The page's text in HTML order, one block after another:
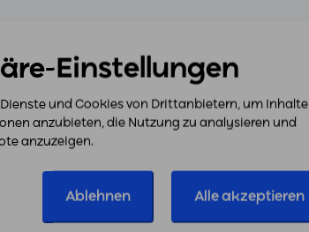
die Nutzung von
Einstellungen
Dienste und Cookies von Drittanbietern, um Inhalte
anzubieten, die Nutzung zu analysieren und
anzuzeigen.
Ablehnen Alle akzeptieren